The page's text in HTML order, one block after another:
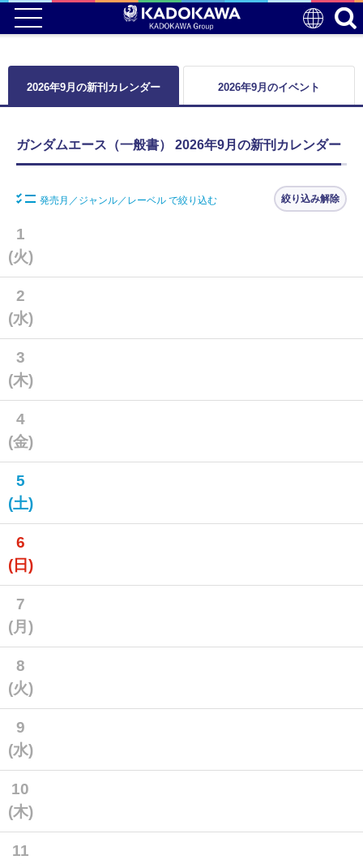
2026年9月の新刊カレンダー 2026年9月のイベント
ガンダムエース（一般書） 2026年9月の新刊カレンダー
発売月／ジャンル／レーベル で絞り込む 絞り込み解除
1
(火)
2
(水)
3
(木)
4
(金)
5
(土)
6
(日)
7
(月)
8
(火)
9
(水)
10
(木)
11